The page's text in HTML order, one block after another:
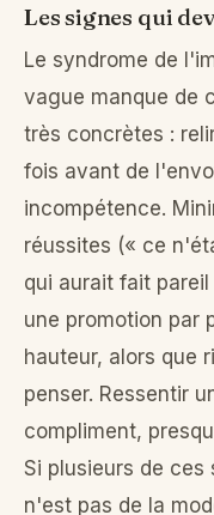
Les signes qui
Le syndrome de
vague manque de
très concrètes :
fois avant de
incompétence.
réussites (« ce
qui aurait fait
une promotion par
hauteur, alors que
penser. Ressentir
compliment,
Si plusieurs de
n'est pas de la